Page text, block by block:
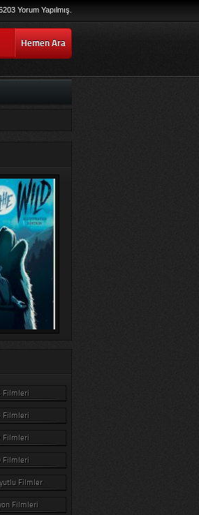
Yorum Yapılmış.
Hemen Ara
Filmleri
Filmleri
Filmleri
Filmleri
Filmler
Filmleri